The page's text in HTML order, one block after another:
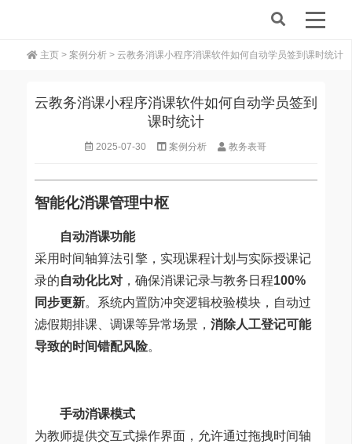
主页> 案例分析> 云教务消课小程序消课软件如何自动学员签到课时统计
云教务消课小程序消课软件如何自动学员签到
课时统计
2025-07-30 案例分析 教务表哥
智能化消课管理中枢
自动消课功能
采用时间轴算法引擎，实现课程计划与实际授课记
录的自动化比对，确保消课记录与教务日程100%
同步更新。系统内置防冲突逻辑校验模块，自动过
滤假期排课、调课等异常场景， 消除人工登记可能
导致的时间错配风险。
手动消课模式
为教师提供交互式操作界面，允许通过拖拽时间轴